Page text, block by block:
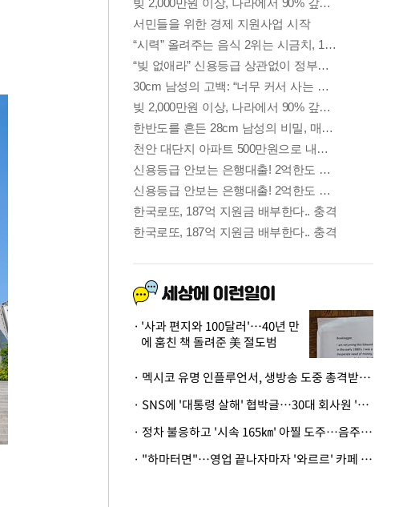
'사과 편지와 100달러'…40년 만
에 훔친 책 돌려준 美 절도범
· 멕시코 유명 인플루언서, 생방송 도중 총격받아 사망
· SNS에 '대통령 살해' 협박글…30대 회사원 '불구속 송치'
· 정차 불응하고 '시속 165㎞' 아찔 도주…음주운전자 체포
· "하마터면"…영업 끝나자마자 '와르르' 카페 테라스 덮친 대리석 외벽